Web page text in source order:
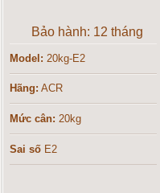
Bảo hành: 12 tháng
Model: 20kg-E2
Hãng: ACR
Mức cân: 20kg
Sai số E2